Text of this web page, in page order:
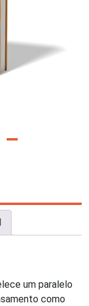
–
um paralelo
como